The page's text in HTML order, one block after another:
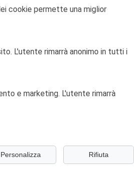
cookie permette una miglior
L'utente rimarrà anonimo in tutti i
e marketing. L'utente rimarrà
Personalizza Rifiuta